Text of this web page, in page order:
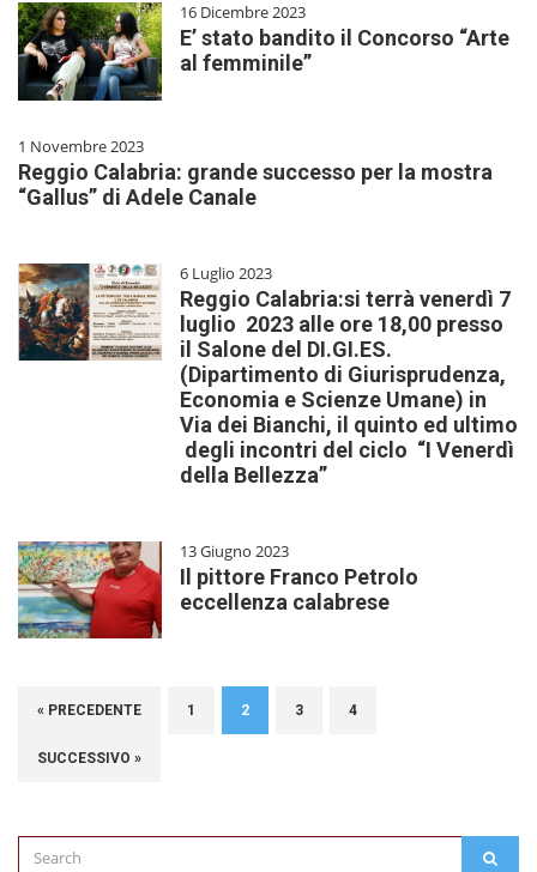
16 Dicembre 2023
E’ stato bandito il Concorso “Arte
al femminile”
1 Novembre 2023
Reggio Calabria: grande successo per la mostra
“Gallus” di Adele Canale
6 Luglio 2023
Reggio Calabria:si terrà venerdì 7
luglio 2023 alle ore 18,00 presso
il Salone del DI.GI.ES.
(Dipartimento di Giurisprudenza,
Economia e Scienze Umane) in
Via dei Bianchi, il quinto ed ultimo
degli incontri del ciclo “I Venerdì
della Bellezza”
13 Giugno 2023
Il pittore Franco Petrolo
eccellenza calabrese
« PRECEDENTE 1 2 3 4
SUCCESSIVO »
Search